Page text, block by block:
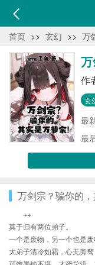
首页 >> 玄幻 >> 万
作
玄
最
最
万剑宗？骗你的
++
莫于归有两位弟子。
一个是废物，另一个也是废
大弟子清冷如霜，心无旁骛